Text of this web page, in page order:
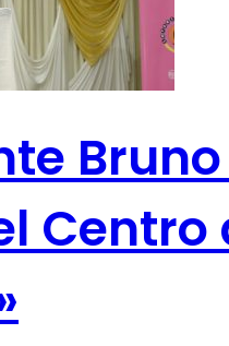
Centro